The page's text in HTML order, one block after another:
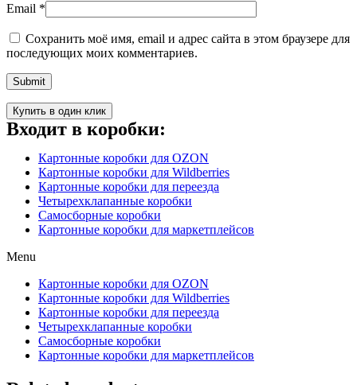
Email *
Сохранить моё имя, email и адрес сайта в этом браузере для
последующих моих комментариев.
Купить в один клик
Входит в коробки:
Картонные коробки для OZON
Картонные коробки для Wildberries
Картонные коробки для переезда
Четырехклапанные коробки
Самосборные коробки
Картонные коробки для маркетплейсов
Menu
Картонные коробки для OZON
Картонные коробки для Wildberries
Картонные коробки для переезда
Четырехклапанные коробки
Самосборные коробки
Картонные коробки для маркетплейсов